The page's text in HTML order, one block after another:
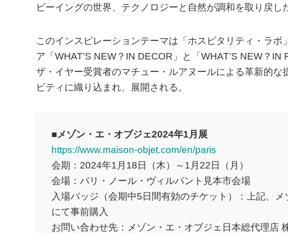
ビーイングの世界、テクノロジーと自然が調和を取り戻し
このインスピレーションテーマは「ホスピタリティ・ラボ
ア「WHAT’S NEW？IN DECOR」と「WHAT’S NEW？IN
ザ・イヤー受賞者のマチュー・ルアヌールによる革新的な
ビティに織り込まれ、展開される。
■メゾン・エ・オブジェ2024年1月展
https://www.maison-objet.com/en/paris
会期：2024年1月18日（木）～1月22日（月）
会場：パリ・ノール・ヴィルパント見本市会場
入場バッジ（会期中5日間有効のチケット）：上記、
にて事前購入
お問い合わせ先：メゾン・エ・オブジェ日本総代理店